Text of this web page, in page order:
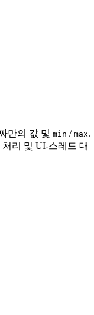
만의 값 및 min / max.
처리 및 UI-스레드 대